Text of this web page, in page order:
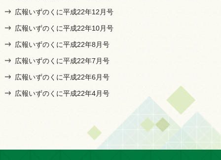
広報いずのくに平成22年12月号
広報いずのくに平成22年10月号
広報いずのくに平成22年8月号
広報いずのくに平成22年7月号
広報いずのくに平成22年6月号
広報いずのくに平成22年4月号